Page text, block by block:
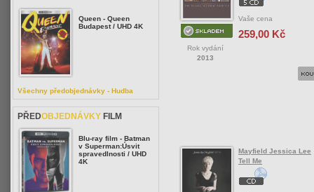
Rok vydání
2013
Vaše cena
259,00 Kč
Mayfield Jessica Lee
Tell Me
Queen - Queen
Budapest / UHD 4K
Všechny předobjednávky - Hudba
PŘEDOBJEDNÁVKY FILM
Blu-ray film - Batman
v Superman:Úsvit
spravedlnosti / UHD
4K